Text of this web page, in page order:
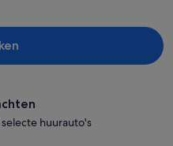
huurauto's